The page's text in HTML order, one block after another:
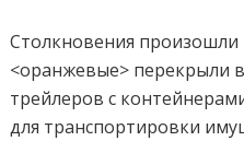
Столкновения произошли
<оранжевые> перекрыли
трейлеров с
для транспортировки